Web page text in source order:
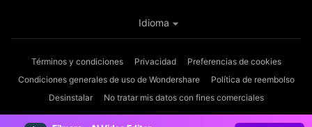
Términos y condiciones Privacidad
Preferencias de cookies
Condiciones generales de uso de Wondershare
Política de reembolso
Desinstalar
No tratar mis datos con fines comerciales
Idioma